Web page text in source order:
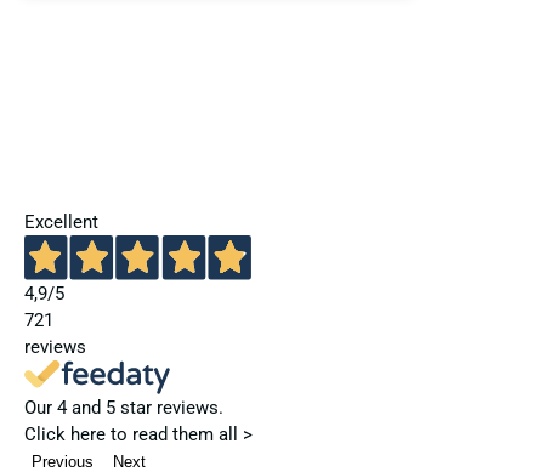
Excellent
4,9/5
721
reviews
Our 4 and 5 star reviews.
Click here to read them all >
Previous Next